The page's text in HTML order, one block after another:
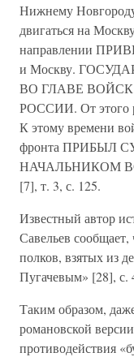
Нижнему
двигаться на
направлении
и Москву.
ВО ГЛАВЕ
РОССИИ. От этого
К этому времени
фронта ПРИБЫЛ
НАЧАЛЬНИКОМ
[7], т. 3, с. 125.
Известный автор
Савельев
полков, взятых из
Пугачевым» [28], с.
Таким образом,
романовской
противодействия